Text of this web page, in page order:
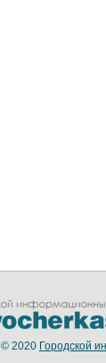
© 2020 Городской